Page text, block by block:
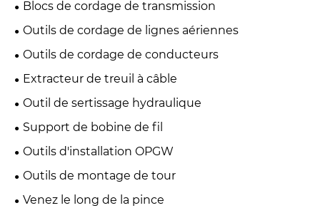
Blocs de cordage de transmission
Outils de cordage de lignes aériennes
Outils de cordage de conducteurs
Extracteur de treuil à câble
Outil de sertissage hydraulique
Support de bobine de fil
Outils d'installation OPGW
Outils de montage de tour
Venez le long de la pince